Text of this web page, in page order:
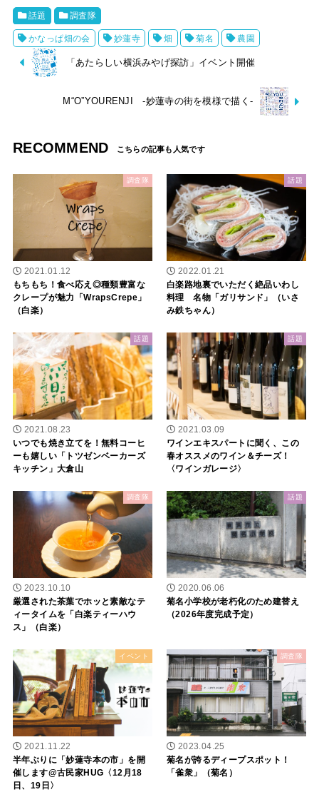
話題 調査隊
かなっぱ畑の会 妙蓮寺 畑 菊名 農園
「あたらしい横浜みやげ探訪」イベント開催
M“O”YOURENJI -妙蓮寺の街を模様で描く-
RECOMMEND
調査隊
2021.01.12
もちもち！食べ応え◎種類豊富な
クレープが魅力「WrapsCrepe」
（白楽）
話題
2022.01.21
白楽路地裏でいただく絶品いわし
料理 名物「ガリサンド」（いさ
み鉄ちゃん）
話題
2021.08.23
いつでも焼き立てを！無料コーヒ
ーも嬉しい「トツゼンベーカーズ
キッチン」大倉山
話題
2021.03.09
ワインエキスパートに聞く、この
春オススメのワイン＆チーズ！
〈ワインガレージ〉
調査隊
2023.10.10
厳選された茶葉でホッと素敵なテ
ィータイムを「白楽ティーハウ
ス」（白楽）
話題
2020.06.06
菊名小学校が老朽化のため建替え
（2026年度完成予定）
イベント
2021.11.22
半年ぶりに「妙蓮寺本の市」を開
催します@古民家HUG〈12月18
日、19日〉
調査隊
2023.04.25
菊名が誇るディープスポット！
「雀衆」（菊名）